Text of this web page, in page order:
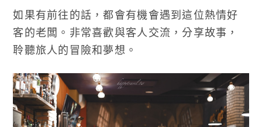
如果有前往的話，都會有機會遇到這位熱情好
客的老闆。非常喜歡與客人交流，分享故事，
聆聽旅人的冒險和夢想。